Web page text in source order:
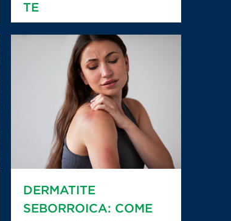
TE
DERMATITE
SEBORROICA: COME